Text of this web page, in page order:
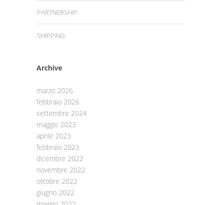
PARTNERSHIP
SHIPPING
Archive
marzo 2026
febbraio 2026
settembre 2024
maggio 2023
aprile 2023
febbraio 2023
dicembre 2022
novembre 2022
ottobre 2022
giugno 2022